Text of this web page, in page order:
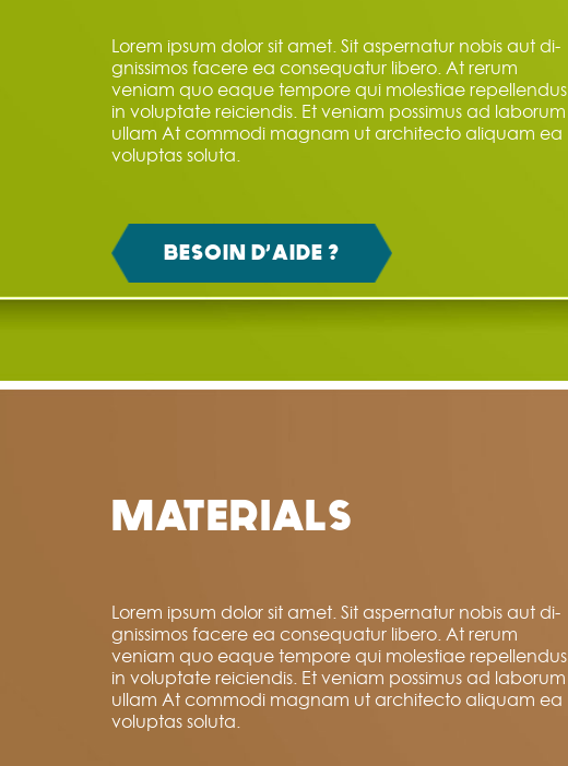
Lorem ipsum dolor sit amet. Sit aspernatur nobis aut di-
gnissimos facere ea consequatur libero. At rerum
veniam quo eaque tempore qui molestiae repellendus
in voluptate reiciendis. Et veniam possimus ad laborum
ullam At commodi magnam ut architecto aliquam ea
voluptas soluta.
BESOIN D’AIDE ?
MATERIALS
Lorem ipsum dolor sit amet. Sit aspernatur nobis aut di-
gnissimos facere ea consequatur libero. At rerum
veniam quo eaque tempore qui molestiae repellendus
in voluptate reiciendis. Et veniam possimus ad laborum
ullam At commodi magnam ut architecto aliquam ea
voluptas soluta.